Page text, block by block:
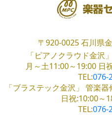
〒920-0025石川県
「ピアノクラウド金沢」
月～土11:00～19:00 日
TEL:076-
「ブラステック金沢」 管楽器
日祝:10:00～
TEL:076-